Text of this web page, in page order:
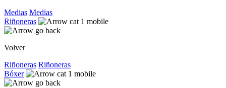
Medias Medias
Riñoneras
Volver
Riñoneras Riñoneras
Bóxer